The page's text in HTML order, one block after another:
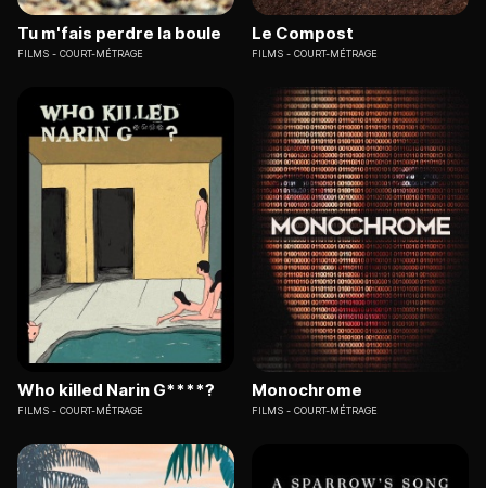
Tu m'fais perdre la boule
FILMS COURT-MÉTRAGE
Le Compost
FILMS COURT-MÉTRAGE
Who killed Narin G****?
FILMS COURT-MÉTRAGE
Monochrome
FILMS COURT-MÉTRAGE